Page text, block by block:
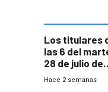
Los titulares
las 6 del
28 de julio de
2026
Hace 2 semanas